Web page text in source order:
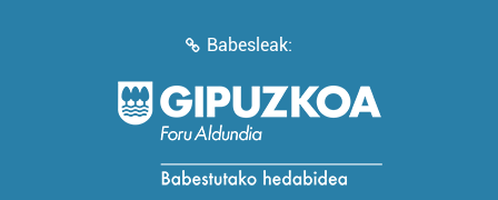
Babesleak: